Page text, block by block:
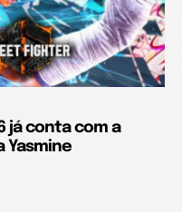
já conta com a
Yasmine